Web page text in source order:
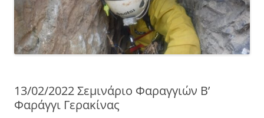
13/02/2022 Σεμινάριο Φαραγγιών Β’
Φαράγγι Γερακίνας